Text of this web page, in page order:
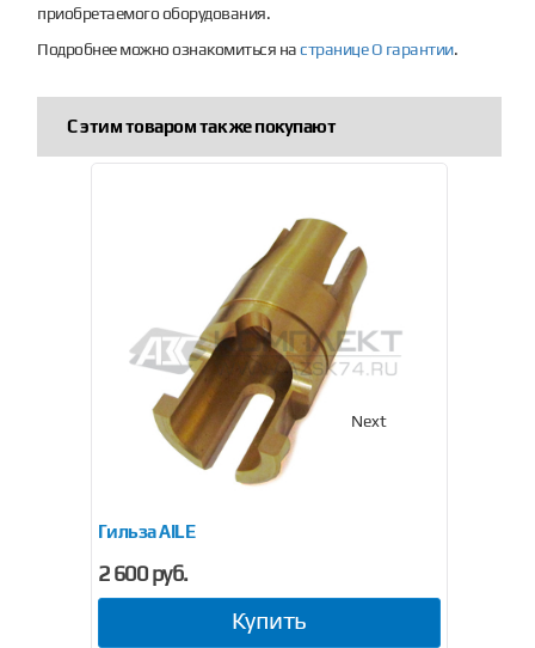
приобретаемого оборудования.
Подробнее можно ознакомиться настранице О гарантии.
С этим товаром так же покупают
Previous
Гильза AILE
2 600 руб.
Купить
Next